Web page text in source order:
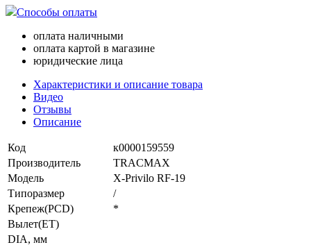
Способы оплаты
оплата наличными
оплата картой в магазине
юридические лица
Характеристики и описание товара
Видео
Отзывы
Описание
Код
к0000159559
Производитель
TRACMAX
Модель
X-Privilo RF-19
Типоразмер
/
Крепеж(PCD)
*
Вылет(ET)
DIA, мм